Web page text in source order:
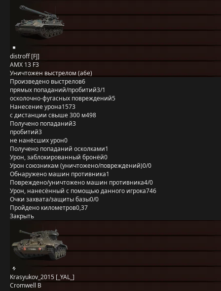
distroff [FJ]
AMX 13 F3
Уничтожен выстрелом (a6e)
Произведено выстрелов6
прямых попаданий/пробитий3/1
осколочно-фугасных повреждений5
Нанесение урона1573
с дистанции свыше 300 м498
Получено попаданий3
пробитий3
не нанёсших урон0
Получено попаданий осколками1
Урон, заблокированный бронёй0
Урон союзникам (уничтожено/повреждений)0/0
Обнаружено машин противника1
Повреждено/уничтожено машин противника4/0
Урон, нанесённый с помощью данного игрока746
Очки захвата/защиты базы0/0
Пройдено километров0,37
Закрыть
Krasyukov_2015 [_YAL_]
Cromwell B